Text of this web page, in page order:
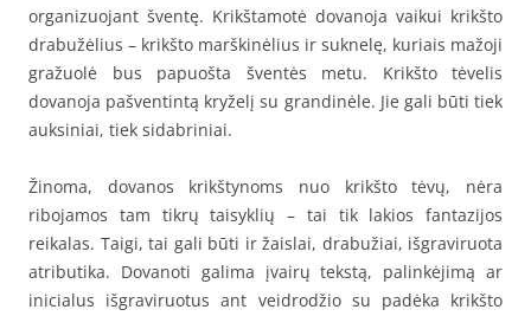
organizuojant šventę. Krikštamotė dovanoja vaikui krikšto
drabužėlius – krikšto marškinėlius ir suknelę, kuriais mažoji
gražuolė bus papuošta šventės metu. Krikšto tėvelis
dovanoja pašventintą kryželį su grandinėle. Jie gali būti tiek
auksiniai, tiek sidabriniai.
Žinoma, dovanos krikštynoms nuo krikšto tėvų, nėra
ribojamos tam tikrų taisyklių – tai tik lakios fantazijos
reikalas. Taigi, tai gali būti ir žaislai, drabužiai, išgraviruota
atributika. Dovanoti galima įvairų tekstą, palinkėjimą ar
inicialus išgraviruotus ant veidrodžio su padėka krikšto